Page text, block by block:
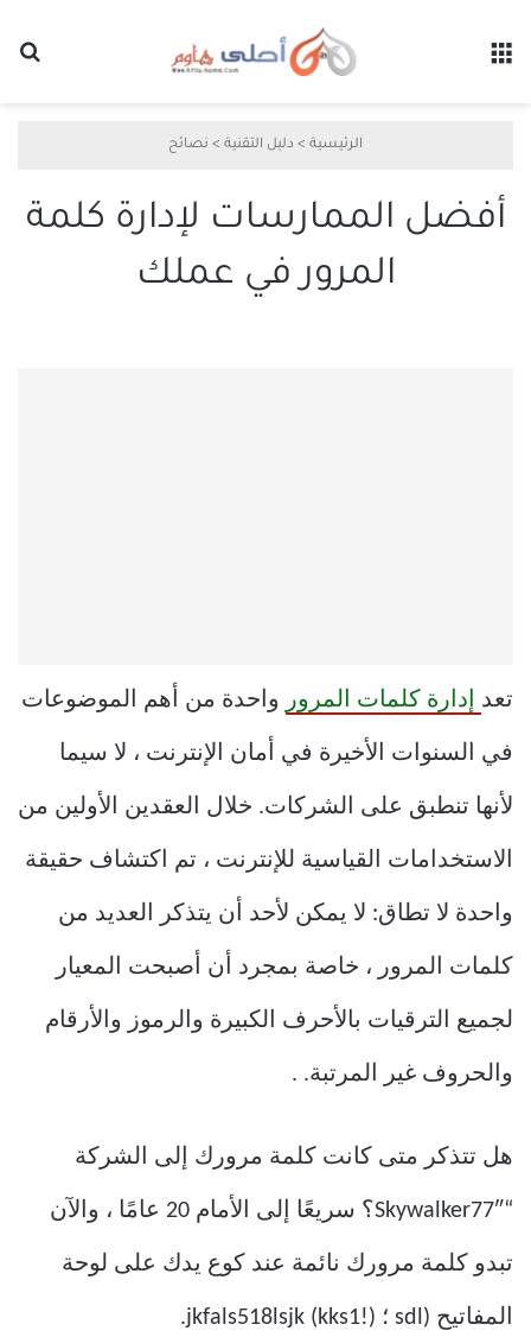
الرئيسية > دليل التقنية > نصائح
أفضل الممارسات لإدارة كلمة
المرور في عملك
تعد إدارة كلمات المرور واحدة من أهم الموضوعات
في السنوات الأخيرة في أمان الإنترنت ، لا سيما
لأنها تنطبق على الشركات. خلال العقدين الأولين من
الاستخدامات القياسية للإنترنت ، تم اكتشاف حقيقة
واحدة لا تطاق: لا يمكن لأحد أن يتذكر العديد من
كلمات المرور ، خاصة بمجرد أن أصبحت المعيار
لجميع الترقيات بالأحرف الكبيرة والرموز والأرقام
والحروف غير المرتبة. .
هل تتذكر متى كانت كلمة مرورك إلى الشركة
“Skywalker77″؟ سريعًا إلى الأمام 20 عامًا ، والآن
تبدو كلمة مرورك نائمة عند كوع يدك على لوحة
المفاتيح (sdl ؛ jkfals518lsjk (kks1!).